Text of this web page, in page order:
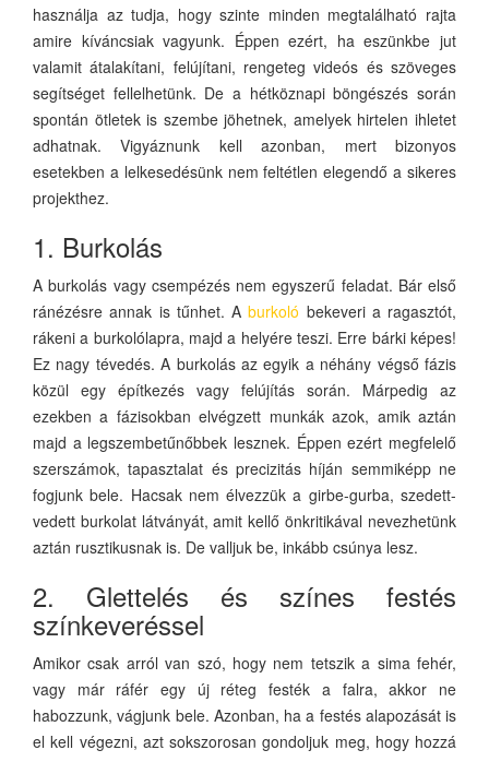
használja az tudja, hogy szinte minden megtalálható rajta
amire kíváncsiak vagyunk. Éppen ezért, ha eszünkbe jut
valamit átalakítani, felújítani, rengeteg videós és szöveges
segítséget fellelhetünk. De a hétköznapi böngészés során
spontán ötletek is szembe jöhetnek, amelyek hirtelen ihletet
adhatnak. Vigyáznunk kell azonban, mert bizonyos
esetekben a lelkesedésünk nem feltétlen elegendő a sikeres
projekthez.
1. Burkolás
A burkolás vagy csempézés nem egyszerű feladat. Bár első
ránézésre annak is tűnhet. Aburkoló bekeveri a ragasztót,
rákeni a burkolólapra, majd a helyére teszi. Erre bárki képes!
Ez nagy tévedés. A burkolás az egyik a néhány végső fázis
közül egy építkezés vagy felújítás során. Márpedig az
ezekben a fázisokban elvégzett munkák azok, amik aztán
majd a legszembetűnőbbek lesznek. Éppen ezért megfelelő
szerszámok, tapasztalat és precizitás híján semmiképp ne
fogjunk bele. Hacsak nem élvezzük a girbe-gurba, szedett-
vedett burkolat látványát, amit kellő önkritikával nevezhetünk
aztán rusztikusnak is. De valljuk be, inkább csúnya lesz.
2. Glettelés és színes festés
színkeveréssel
Amikor csak arról van szó, hogy nem tetszik a sima fehér,
vagy már ráfér egy új réteg festék a falra, akkor ne
habozzunk, vágjunk bele. Azonban, ha a festés alapozását is
el kell végezni, azt sokszorosan gondoljuk meg, hogy hozzá